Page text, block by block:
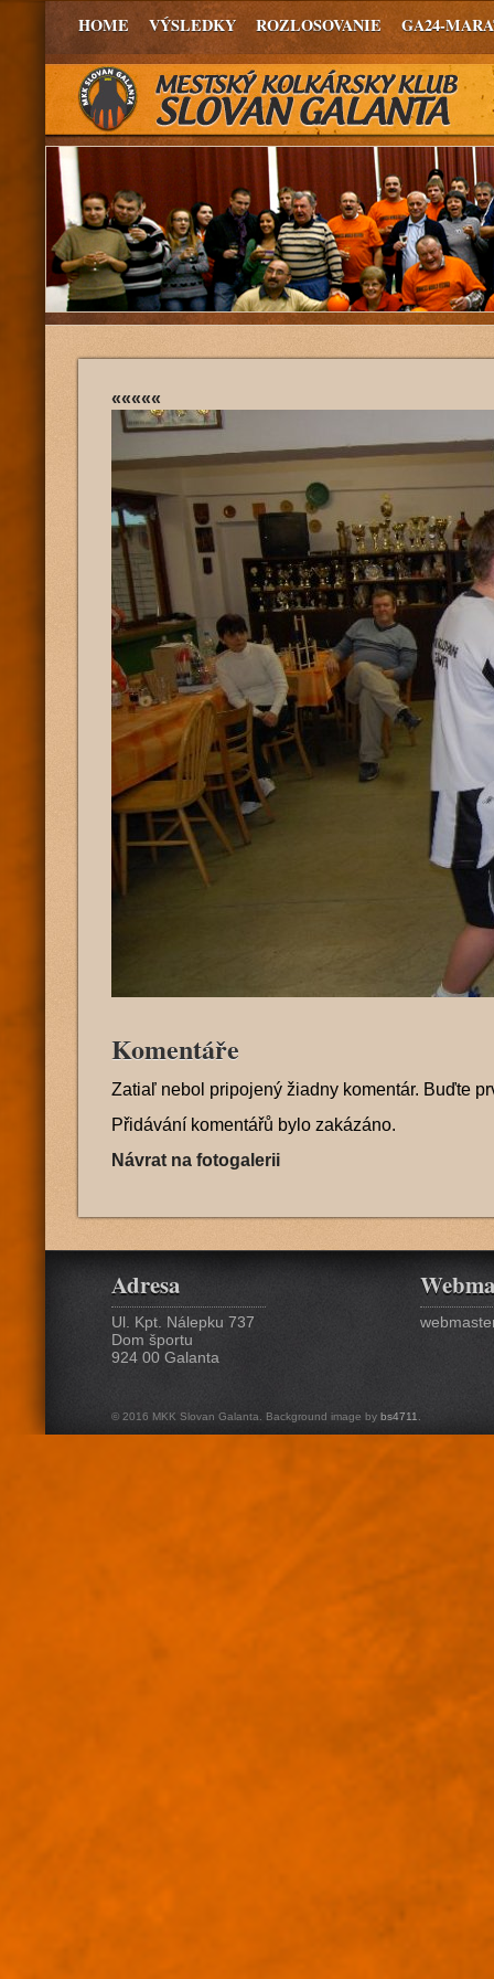
HOME VÝSLEDKY ROZLOSOVANIE GA24-
«««««
Komentáře
Zatiaľ nebol pripojený žiadny komentár. Buďte
Přidávání komentářů bylo zakázáno.
Návrat na fotogalerii
Adresa
Ul. Kpt. Nálepku 737
Dom športu
924 00 Galanta
© 2016 MKK Slovan Galanta. Background image by bs4711